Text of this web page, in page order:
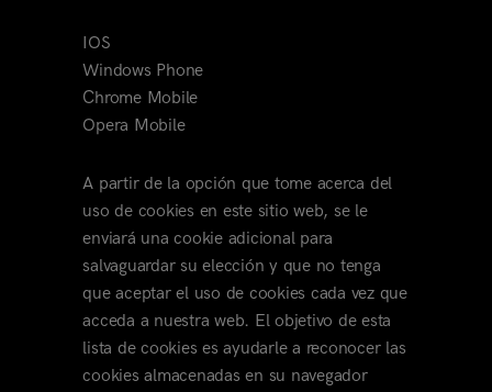
IOS
Windows Phone
Chrome Mobile
Opera Mobile
A partir de la opción que tome acerca del
uso de cookies en este sitio web, se le
enviará una cookie adicional para
salvaguardar su elección y que no tenga
que aceptar el uso de cookies cada vez que
acceda a nuestra web. El objetivo de esta
lista de cookies es ayudarle a reconocer las
cookies almacenadas en su navegador